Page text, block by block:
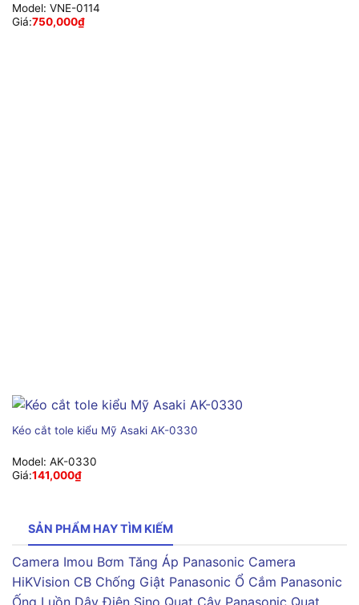
Model: VNE-0114
Giá:750,000₫
Kéo cắt tole kiểu Mỹ Asaki AK-0330
Model: AK-0330
Giá:141,000₫
SẢN PHẨM HAY TÌM KIẾM
Camera Imou Bơm Tăng Áp Panasonic Camera
HiKVision CB Chống Giật Panasonic Ổ Cắm Panasonic
Ống Luồn Dây Điện Sino Quạt Cây Panasonic Quạt